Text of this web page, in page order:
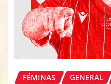
FÉMINAS GENERAL